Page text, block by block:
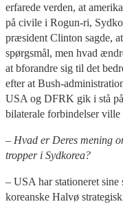
erfarede verden, at
på civile i Rogun-ri,
præsident Clinton sagde,
spørgsmål, men hvad
at bforandre sig til det
efter at Bush-
USA og DFRK gik i stå
bilaterale forbindelser
– Hvad er Deres mening
tropper i Sydkorea?
– USA har stationeret
koreanske Halvø